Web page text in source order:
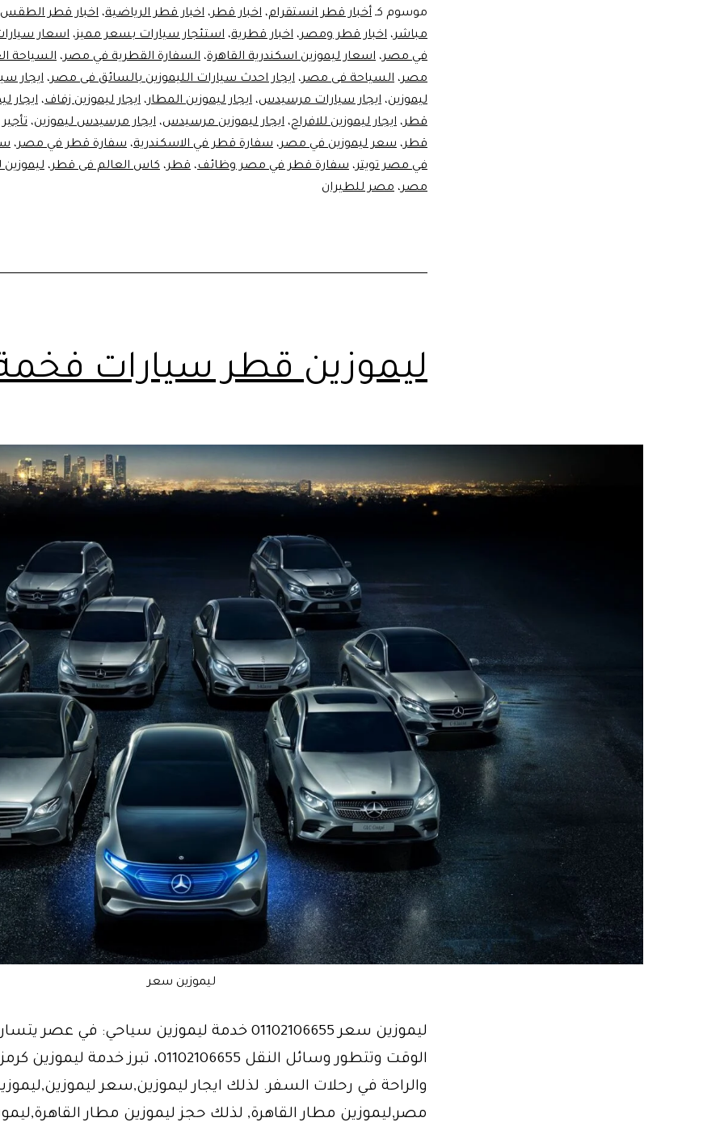
مصر
موسوم كـ أخبار قطر انستقرام، اخبار قطر، اخبار قطر الرياضية، اخبار قطر الطقس
مباشر، اخبار قطر ومصر، اخبار قطرية، استئجار سيارات بسعر مميز، اسعار
في مصر، اسعار ليموزين اسكندرية القاهرة، السفارة القطرية في مصر، السياحة
مصر، السياحة فى مصر، ايجار احدث سيارات الليموزين بالسائق فى مصر، ايجار
ليموزين، ايجار سيارات مرسيدس، ايجار ليموزين المطار، ايجار ليموزين زفاف، ايجار
قطر، ايجار ليموزين للافراح، ايجار ليموزين مرسيدس، ايجار مرسيدس ليموزين،
قطر، سعر ليموزين في مصر، سفارة قطر في الاسكندرية، سفارة قطر في مصر،
في مصر تويتر، سفارة قطر في مصر وظائف، قطر، كاس العالم فى قطر، ليموزين
مصر، مصر للطيران
ليموزين قطر سيارات
ليموزين سعر
ليموزين سعر 01102106655 خدمة ليموزين سياحي: في عصر
الوقت وتتطور وسائل النقل 01102106655، تبرز خدمة
والراحة في رحلات السفر. لذلك ايجار ليموزين,سعر
مصر,ليموزين مطار القاهرة, لذلك حجز ليموزين مطار